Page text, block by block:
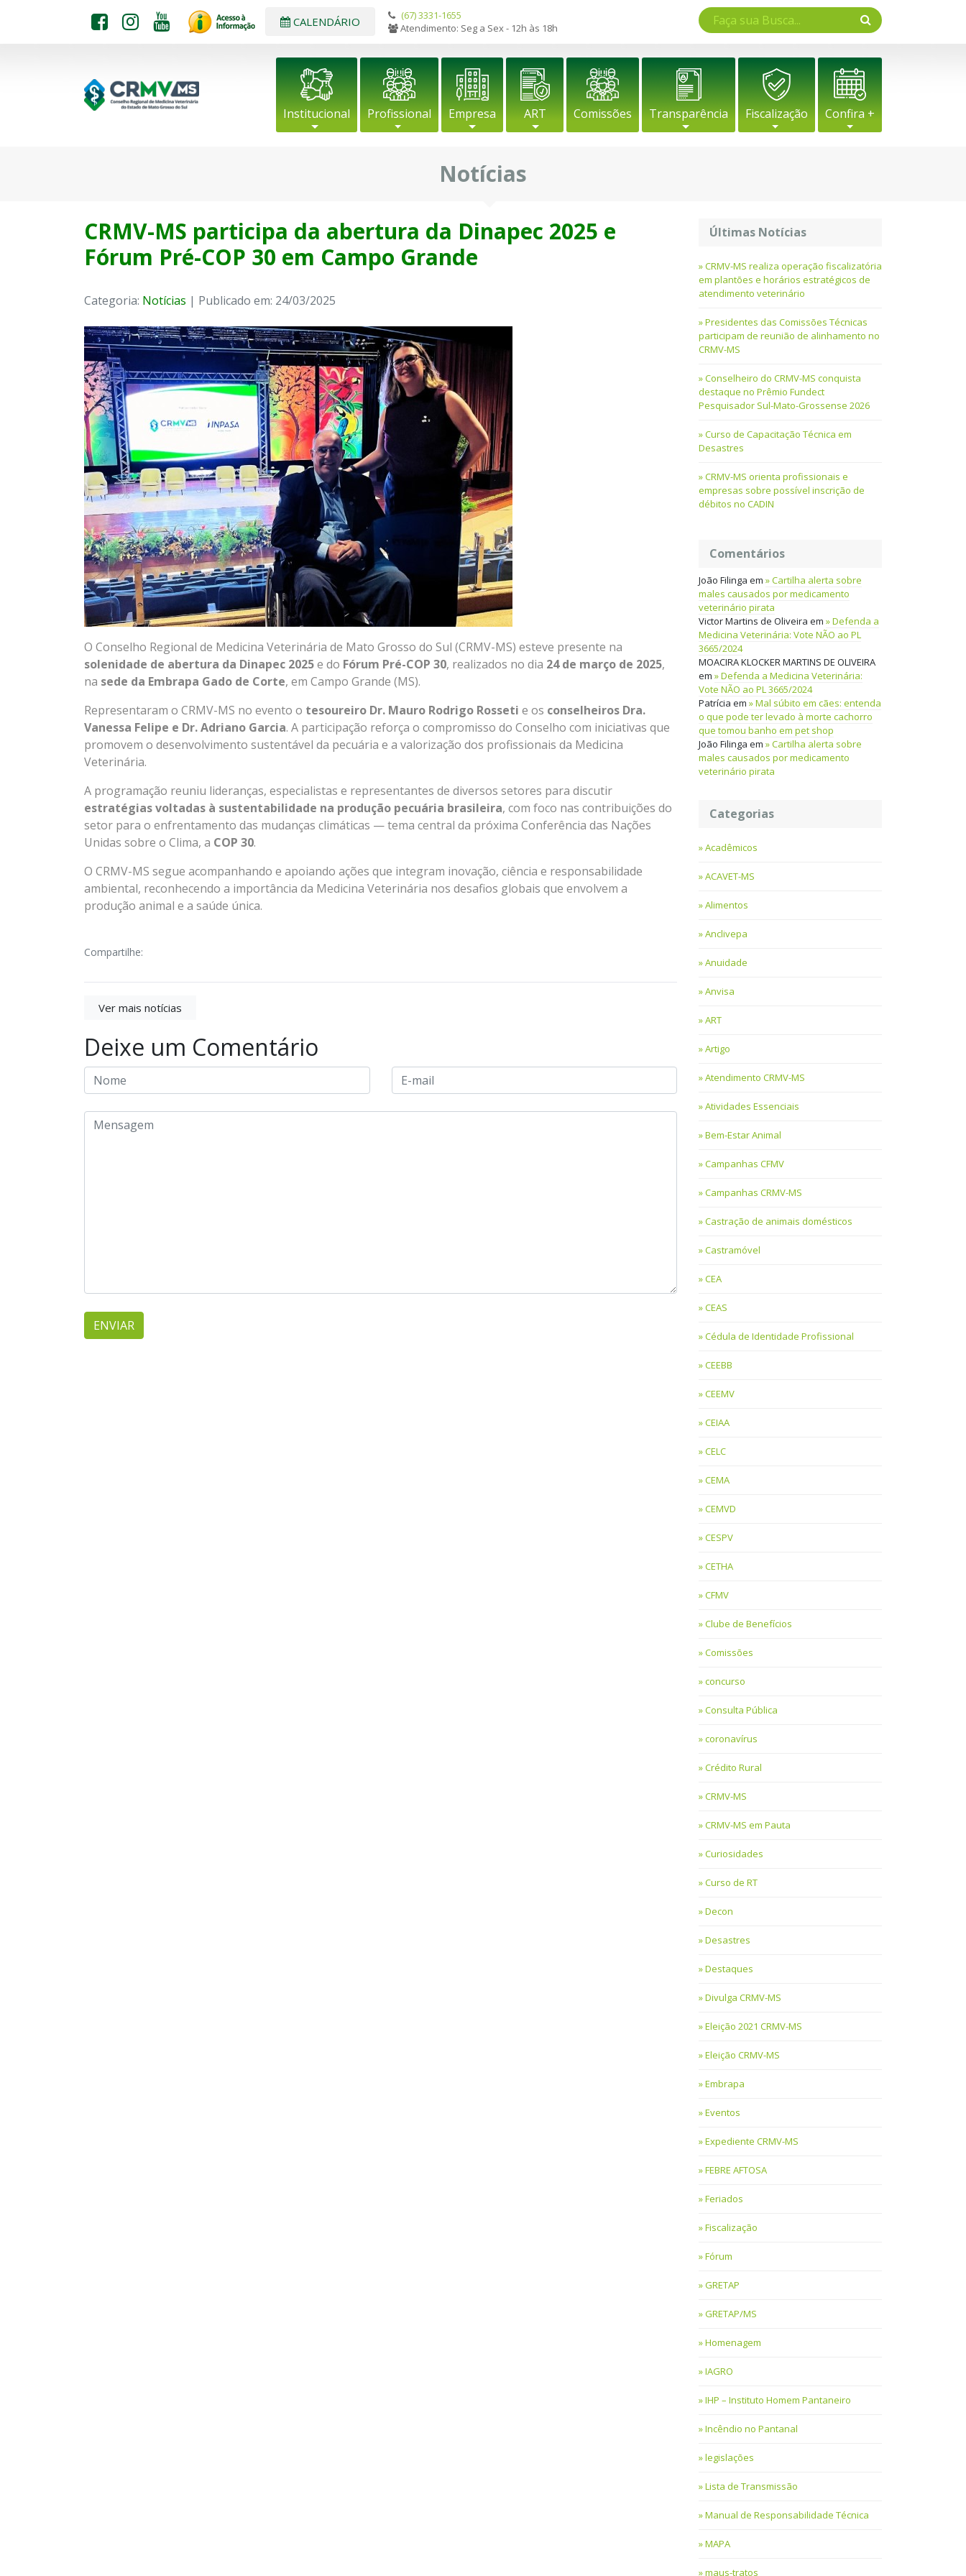
CALENDÁRIO
(67) 3331-1655
Atendimento: Seg a Sex - 12h às 18h
Institucional Profissional Empresa ART Comissões Transparência Fiscalização Confira +
Notícias
CRMV-MS participa da abertura da Dinapec 2025 e
Fórum Pré-COP 30 em Campo Grande
Categoria: Notícias | Publicado em: 24/03/2025
O Conselho Regional de Medicina Veterinária de Mato Grosso do Sul (CRMV-MS) esteve presente na
solenidade de abertura da Dinapec 2025e do Fórum Pré-COP 30, realizados no dia 24 de março de 2025,
na sede da Embrapa Gado de Corte, em Campo Grande (MS).
Representaram o CRMV-MS no evento o tesoureiro Dr. Mauro Rodrigo Rosseti e os conselheiros Dra.
Vanessa Felipe e Dr. Adriano Garcia. A participação reforça o compromisso do Conselho com iniciativas que
promovem o desenvolvimento sustentável da pecuária e a valorização dos profissionais da Medicina
Veterinária.
A programação reuniu lideranças, especialistas e representantes de diversos setores para discutir
estratégias voltadas à sustentabilidade na produção pecuária brasileira, com foco nas contribuições do
setor para o enfrentamento das mudanças climáticas — tema central da próxima Conferência das Nações
Unidas sobre o Clima, a COP 30.
O CRMV-MS segue acompanhando e apoiando ações que integram inovação, ciência e responsabilidade
ambiental, reconhecendo a importância da Medicina Veterinária nos desafios globais que envolvem a
produção animal e a saúde única.
Compartilhe:
Ver mais notícias
Deixe um Comentário
Últimas Notícias
CRMV-MS realiza operação fiscalizatória
em plantões e horários estratégicos de
atendimento veterinário
Presidentes das Comissões Técnicas
participam de reunião de alinhamento no
CRMV-MS
Conselheiro do CRMV-MS conquista
destaque no Prêmio Fundect
Pesquisador Sul-Mato-Grossense 2026
Curso de Capacitação Técnica em
Desastres
CRMV-MS orienta profissionais e
empresas sobre possível inscrição de
débitos no CADIN
Comentários
João Filinga em
Cartilha alerta sobre
males causados por medicamento
veterinário pirata
Victor Martins de Oliveira em
Defenda a
Medicina Veterinária: Vote NÃO ao PL
3665/2024
MOACIRA KLOCKER MARTINS DE OLIVEIRA
em
Defenda a Medicina Veterinária:
Vote NÃO ao PL 3665/2024
Patrícia em
Mal súbito em cães: entenda
o que pode ter levado à morte cachorro
que tomou banho em pet shop
João Filinga em
Cartilha alerta sobre
males causados por medicamento
veterinário pirata
Categorias
Acadêmicos
ACAVET-MS
Alimentos
Anclivepa
Anuidade
Anvisa
ART
Artigo
Atendimento CRMV-MS
Atividades Essenciais
Bem-Estar Animal
Campanhas CFMV
Campanhas CRMV-MS
Castração de animais domésticos
Castramóvel
CEA
CEAS
Cédula de Identidade Profissional
CEEBB
CEEMV
CEIAA
CELC
CEMA
CEMVD
CESPV
CETHA
CFMV
Clube de Benefícios
Comissões
concurso
Consulta Pública
coronavírus
Crédito Rural
CRMV-MS
CRMV-MS em Pauta
Curiosidades
Curso de RT
Decon
Desastres
Destaques
Divulga CRMV-MS
Eleição 2021 CRMV-MS
Eleição CRMV-MS
Embrapa
Eventos
Expediente CRMV-MS
FEBRE AFTOSA
Feriados
Fiscalização
Fórum
GRETAP
GRETAP/MS
Homenagem
IAGRO
IHP – Instituto Homem Pantaneiro
Incêndio no Pantanal
legislações
Lista de Transmissão
Manual de Responsabilidade Técnica
MAPA
maus-tratos